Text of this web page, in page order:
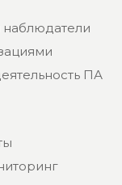
наблюдатели
ПА